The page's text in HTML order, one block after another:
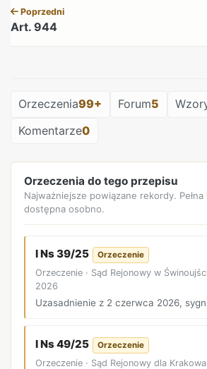
Poprzedni
Art. 944
Orzeczenia99+ Forum5
Komentarze0
Orzeczenia do tego przepisu
Najważniejsze powiązane rekordy.
dostępna osobno.
I Ns 39/25 Orzeczenie
Orzeczenie · Sąd Rejonowy w
2026
Uzasadnienie z 2 czerwca 2026,
I Ns 49/25 Orzeczenie
Orzeczenie · Sąd Rejonowy dla